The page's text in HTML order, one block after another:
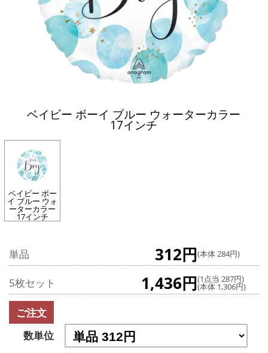
ベイビー ボーイ ブルー ウォーターカラー
17インチ
ベイビー ボー
イ ブルー ウォ
ーターカラー
17インチ
単品 312円(本体 284円)
5枚セット 1,436円(1点当 287円)
(本体 1,306円)
ご注文
数単位